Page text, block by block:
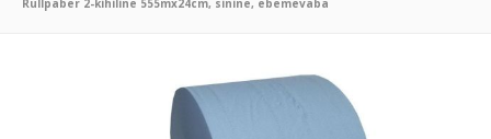
Rullpaber 2-kihiline 555mx24cm, sinine, ebemevaba